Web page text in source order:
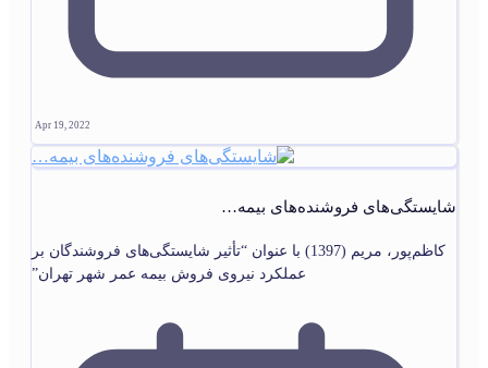
Apr 19, 2022
شایستگی‌های فروشنده‌های بیمه…
کاظم‌پور، مریم (1397) با عنوان “تأثیر شایستگی‌های فروشندگان بر
عملکرد نیروی فروش بیمه عمر شهر تهران”